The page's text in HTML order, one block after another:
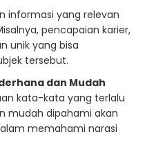
informasi yang relevan
pencapaian karier,
unik yang bisa
tersebut.
dan Mudah
kata-kata yang terlalu
mudah dipahami akan
memahami narasi